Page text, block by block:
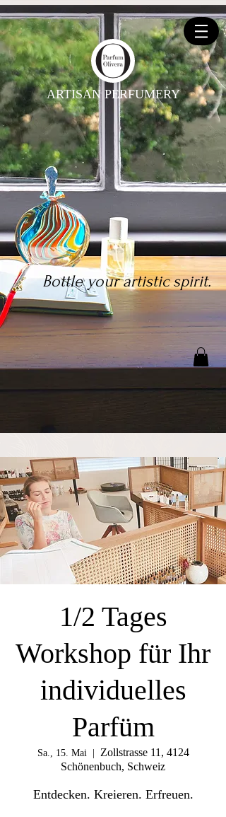
ARTISAN PERFUMERY
Bottle your artistic spirit.
1/2 Tages
Workshop für Ihr
individuelles
Parfüm
Sa., 15. Mai
  |
Zollstrasse 11, 4124
Schönenbuch, Schweiz
Entdecken. Kreieren. Erfreuen.​